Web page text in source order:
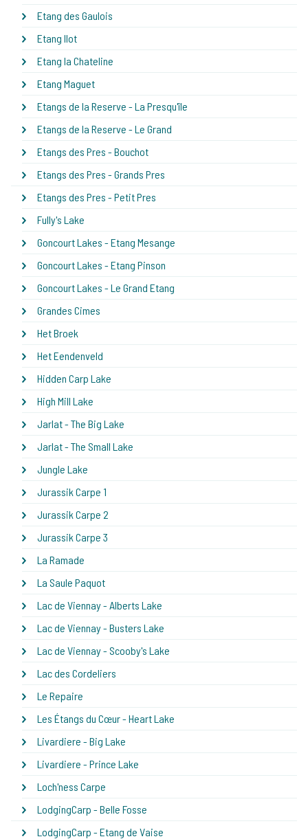
Etang des Gaulois
Etang Ilot
Etang la Chateline
Etang Maguet
Etangs de la Reserve - La Presqu'île
Etangs de la Reserve - Le Grand
Etangs des Pres - Bouchot
Etangs des Pres - Grands Pres
Etangs des Pres - Petit Pres
Fully's Lake
Goncourt Lakes - Etang Mesange
Goncourt Lakes - Etang Pinson
Goncourt Lakes - Le Grand Etang
Grandes Cimes
Het Broek
Het Eendenveld
Hidden Carp Lake
High Mill Lake
Jarlat - The Big Lake
Jarlat - The Small Lake
Jungle Lake
Jurassik Carpe 1
Jurassik Carpe 2
Jurassik Carpe 3
La Ramade
La Saule Paquot
Lac de Viennay - Alberts Lake
Lac de Viennay - Busters Lake
Lac de Viennay - Scooby's Lake
Lac des Cordeliers
Le Repaire
Les Étangs du Cœur - Heart Lake
Livardiere - Big Lake
Livardiere - Prince Lake
Loch'ness Carpe
LodgingCarp - Belle Fosse
LodgingCarp - Etang de Vaise